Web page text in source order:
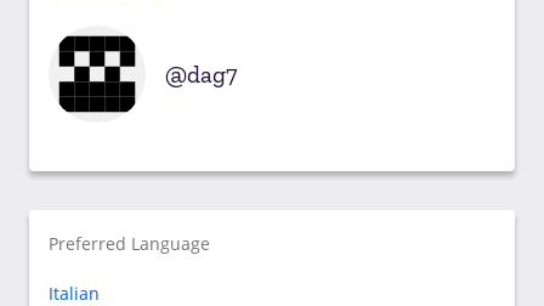
dag7
Preferred Language
Italian